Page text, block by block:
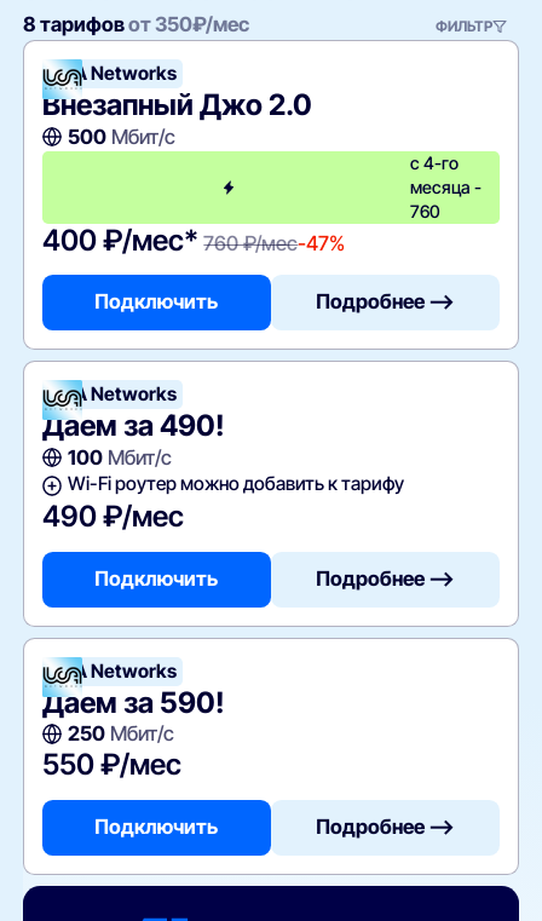
8 тарифовот350₽/мес ФИЛЬТР
UCA Networks
Внезапный Джо 2.0
500Мбит/с
с 4-го
месяца -
760
400 ₽/мес* 760 ₽/мес-47%
Подключить Подробнее —>
UCA Networks
Даем за 490!
100Мбит/с
Wi-Fi роутер можно добавить к тарифу
490 ₽/мес
Подключить Подробнее —>
UCA Networks
Даем за 590!
250Мбит/с
550 ₽/мес
Подключить Подробнее —>